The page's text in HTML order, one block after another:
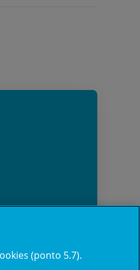
(ponto 5.7).